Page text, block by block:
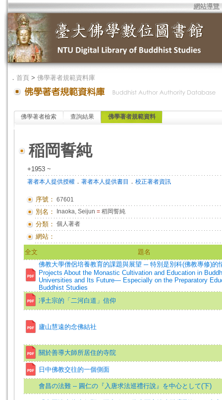
網站導覽
． 首頁 > 佛學著者規範資料庫
佛學著者檢索 查詢結果 佛學著者規範資料
稲岡誓純
+1953 ~
著者本人提供授權 ． 著者本人提供書目 ． 校正著者資訊
序號： 67601
別名： Inaoka, Seijun = 稻岡誓純
分類： 個人著者
網站：
全文
題名
佛教大學僧侶培養教育的課題與展望 ─ 特別是別科(佛教專修)的
Projects About the Monastic Cultivation and Education in
Universities and Its Future— Especially on the Preparatory
Buddhist Studies
凈土宗的「二河白道」信仰
廬山慧遠的念佛結社
關於善導大師所居住的寺院
日中佛教交往的一個側面
會昌の法難 -- 圓仁の『入唐求法巡禮行說』を中心として(下)